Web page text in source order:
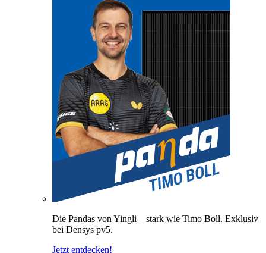
Die Pandas von Yingli – stark wie Timo Boll. Exklusiv
bei Densys pv5.
Jetzt entdecken!